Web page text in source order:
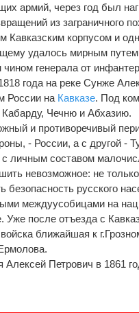
армий, через год был
из заграничного
Кавказским корпусом и
удалось мирным
чином генерала от
года на реке Сунже
России на Кавказе. Под
Кабарду, Чечню и Абхазию.
и противоречивый
- России, а с другой -
личным составом
невозможное: не
безопасность русского
междуусобицами на
Уже после отъезда с
войска ближайшая к
Алексей Петрович в 1861